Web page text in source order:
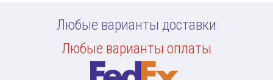
Любые варианты доставки
Любые варианты оплаты